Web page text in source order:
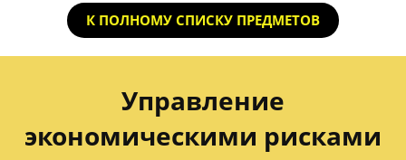
К ПОЛНОМУ СПИСКУ ПРЕДМЕТОВ
Управление
экономическими рисками